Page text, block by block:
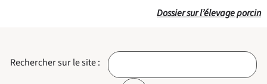
Dossier sur l’élevage porcin
Rechercher sur le site :